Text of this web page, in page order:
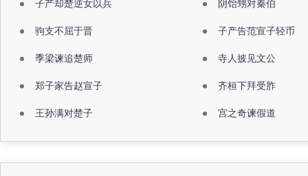
子产却楚逆女以兵 阴饴甥对秦伯
驹支不屈于晋 子产告范宣子轻币
季梁谏追楚师 寺人披见文公
郑子家告赵宣子 齐桓下拜受胙
王孙满对楚子 宫之奇谏假道